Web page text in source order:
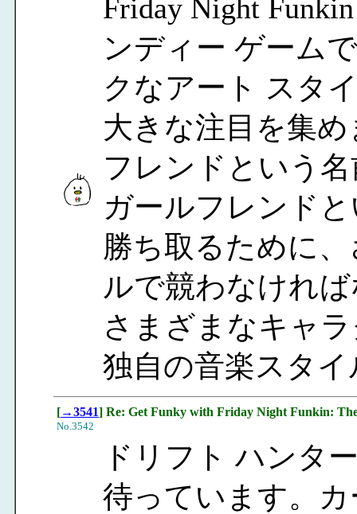
Friday Night
ンディー ゲーム
クなアート スタ
大きな注目を集
フレンドという
ガールフレンド
勝ち取るために
ルで競わなけれ
さまざまなキャ
独自の音楽スタ
[→3541] Re: Get Funky with Friday Night Funkin:
No.3542
ドリフト ハンタ
待っています。